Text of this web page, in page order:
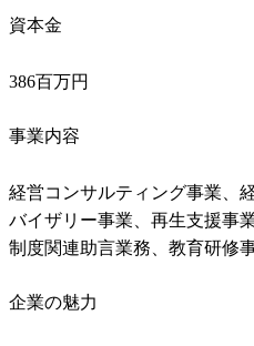
資本金
386百万円
事業内容
経営コンサルティング事業、
バイザリー事業、再生支援事
制度関連助言業務、教育研修
企業の魅力